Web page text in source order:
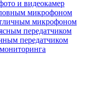
и видеокамер
микрофоном
микрофоном
передатчиком
передатчиком